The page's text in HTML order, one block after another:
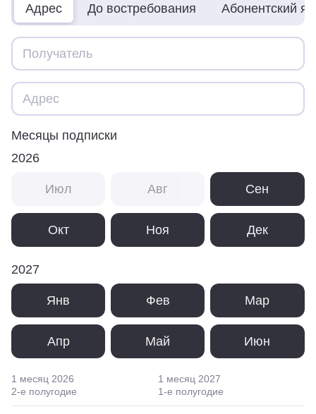
Адрес До востребования Абонентский
Месяцы подписки
2026
Июл Авг Сен
Окт Ноя Дек
2027
Янв Фев Мар
Апр Май Июн
1 месяц 2026
2-е полугодие
1 месяц 2027
1-е полугодие